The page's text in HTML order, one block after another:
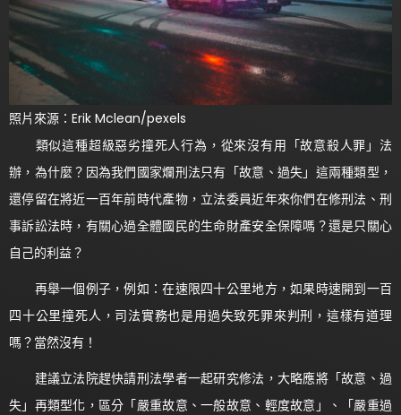
照片來源：Erik Mclean/pexels
類似這種超級惡劣撞死人行為，從來沒有用「故意殺人罪」法
辦，為什麼？因為我們國家爛刑法只有「故意、過失」這兩種類型，
還停留在將近一百年前時代產物，立法委員近年來你們在修刑法、刑
事訴訟法時，有關心過全體國民的生命財產安全保障嗎？還是只關心
自己的利益？
再舉一個例子，例如：在速限四十公里地方，如果時速開到一百
四十公里撞死人，司法實務也是用過失致死罪來判刑，這樣有道理
嗎？當然沒有！
建議立法院趕快請刑法學者一起研究修法，大略應將「故意、過
失」再類型化，區分「嚴重故意、一般故意、輕度故意」、「嚴重過